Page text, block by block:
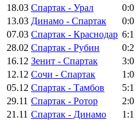
18.03 Спартак - Урал 0:0
13.03 Динамо - Спартак 0:0
07.03 Спартак - Краснодар 6:1
28.02 Спартак - Рубин 0:2
16.12 Зенит - Спартак 3:0
12.12 Сочи - Спартак 1:0
05.12 Спартак - Тамбов 5:1
29.11 Спартак - Ротор 2:0
21.11 Спартак - Динамо 1:1